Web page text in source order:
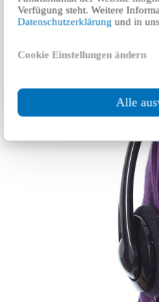
Verfügung steht. Weitere
Datenschutzerklärung und in
Cookie Einstellungen ändern
Alle